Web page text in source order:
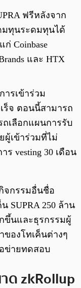
ฟรีหลังจาก
มทุนระดมทุนได้
Coinbase
และ HTX
ารเข้าร่วม
ร็จ ตอนนี้สามารถ
เลือกแผนการรับ
ผู้เข้าร่วมที่ไม่
vesting 30 เดือน
จกรรมอื่นชื่อ
SUPRA 250 ล้าน
ขึ้นและธุรกรรมผู้
ของโทเค็นต่างๆ
ข่ายทดสอบ
ด zkRollup